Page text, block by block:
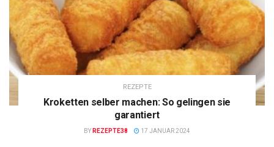
REZEPTE
Kroketten selber machen: So gelingen sie
garantiert
BY REZEPTE38 17 JANUAR 2024